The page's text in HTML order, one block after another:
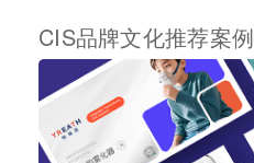
CIS品牌文化推荐案例